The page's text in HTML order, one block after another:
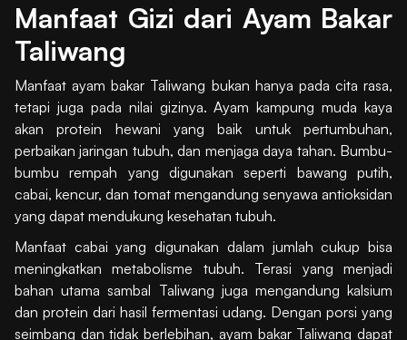
Manfaat Gizi dari Ayam Bakar
Taliwang
Manfaat ayam bakar Taliwang bukan hanya pada cita rasa,
tetapi juga pada nilai gizinya. Ayam kampung muda kaya
akan protein hewani yang baik untuk pertumbuhan,
perbaikan jaringan tubuh, dan menjaga daya tahan. Bumbu-
bumbu rempah yang digunakan seperti bawang putih,
cabai, kencur, dan tomat mengandung senyawa antioksidan
yang dapat mendukung kesehatan tubuh.
Manfaat cabai yang digunakan dalam jumlah cukup bisa
meningkatkan metabolisme tubuh. Terasi yang menjadi
bahan utama sambal Taliwang juga mengandung kalsium
dan protein dari hasil fermentasi udang. Dengan porsi yang
seimbang dan tidak berlebihan, ayam bakar Taliwang dapat